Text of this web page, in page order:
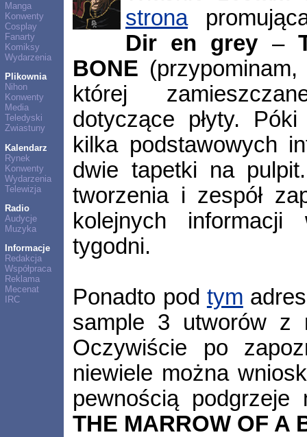
Manga
Konwenty
Cosplay
Fanarty
Komiksy
Wydarzenia
Plikownia
Nihon
Konwenty
Media
Teledyski
Zwiastuny
Kalendarz
Rynek
Konwenty
Wydarzenia
Telewizja
Radio
Audycje
Muzyka
Informacje
Redakcja
Współpraca
Reklama
Mecenat
IRC
strona
Dir en grey –
BONE
której
dotyczące płyty.
kilka podstawowych
dwie tapetki na
tworzenia i zespół
kolejnych
tygodni.
Ponadto pod tym
sample 3 utworów z
Oczywiście po
niewiele można
pewnością podgrzeje
THE MARROW OF A